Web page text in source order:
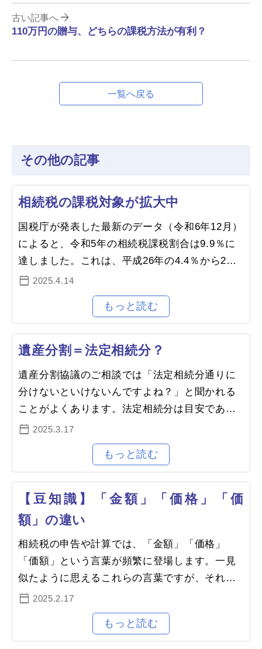
古い記事へ
110万円の贈与、どちらの課税方法が有利？
一覧へ戻る
その他の記事
相続税の課税対象が拡大中
国税庁が発表した最新のデータ（令和6年12月）
によると、令和5年の相続税課税割合は9.9％に
達しました。これは、平成26年の4.4％から2倍
以上に増加しており、1割に迫る水準となってい
ます。相続税の対象者が増えて…
2025.4.14
遺産分割＝法定相続分？
遺産分割協議のご相談では「法定相続分通りに
分けないといけないんですよね？」と聞かれる
ことがよくあります。法定相続分は目安であ
り、必ずしもその通りに分ける必要はありませ
ん。①法定相続分とは？法定相続分と…
2025.3.17
【豆知識】「金額」「価格」「価
額」の違い
相続税の申告や計算では、「金額」「価格」
「価額」という言葉が頻繁に登場します。一見
似たように思えるこれらの言葉ですが、それぞ
れに異なる意味と使い方があります。日常では
あまり気にすることはないかと思い…
2025.2.17